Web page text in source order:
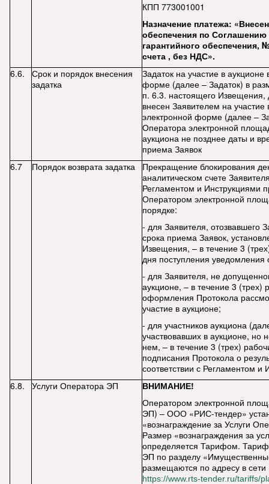
КПП 773001001
Назначение платежа:
обеспечения по Соглашению
гарантийного обеспечения,
счета , без НДС».
6.6.
Срок и порядок внесения
задатка
Задаток на участие в аукционе
форме (далее – Задаток) в
п. 6.3. настоящего Извещения,
внесен Заявителем на участие
электронной форме (далее –
Оператора электронной
аукциона не позднее даты и
приема Заявок
6.7
Порядок возврата задатка
Прекращение блокирования
аналитическом счете
Регламентом и Инструкциями
Оператором электронной
порядке:
- для Заявителя, отозвавшего
срока приема Заявок,
Извещения, – в течение 3
дня поступления уведомления
- для Заявителя, не
аукционе, – в течение 3 (трех)
оформления Протокола
участие в аукционе;
- для участников аукциона
участвовавших в аукционе, но
нем, – в течение 3 (трех)
подписания Протокола о
соответствии с Регламентом и
6.8.
Услуги Оператора ЭП
ВНИМАНИЕ!
Оператором электронной
ЭП) – ООО «РИС-тендер»
«вознаграждение за Услуги
Размер «вознаграждения за
определяется Тарифом.
ЭП по разделу
размещаются по адресу в сети
https://www.rts-tender.ru/tariffs/